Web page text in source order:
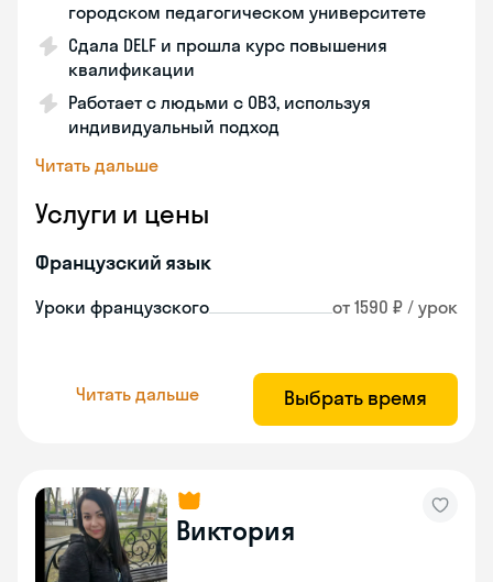
городском педагогическом университете
Сдала DELF и прошла курс повышения
квалификации
Работает с людьми с ОВЗ, используя
индивидуальный подход
Читать дальше
Услуги и цены
Французский язык
Уроки французского от 1590 ₽ / урок
Читать дальше Выбрать время
Виктория